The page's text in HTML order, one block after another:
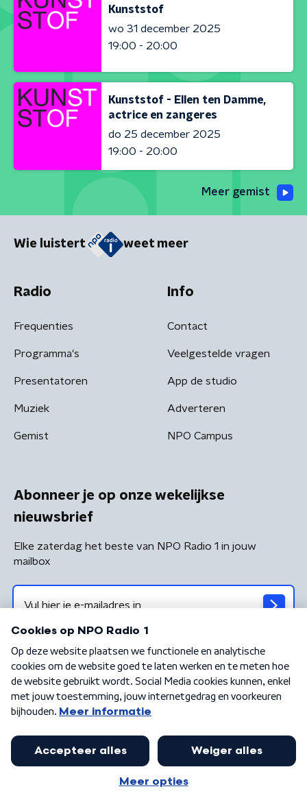
Kunststof
wo 31 december 2025
19:00 - 20:00
Kunststof - Ellen ten Damme,
actrice en zangeres
do 25 december 2025
19:00 - 20:00
Meer gemist
Wie luistert weet meer
Radio
Frequenties
Programma's
Presentatoren
Muziek
Gemist
Info
Contact
Veelgestelde vragen
App de studio
Adverteren
NPO Campus
Abonneer je op onze wekelijkse
nieuwsbrief
Elke zaterdag het beste van NPO Radio 1 in jouw
mailbox
Algemene voorwaarden